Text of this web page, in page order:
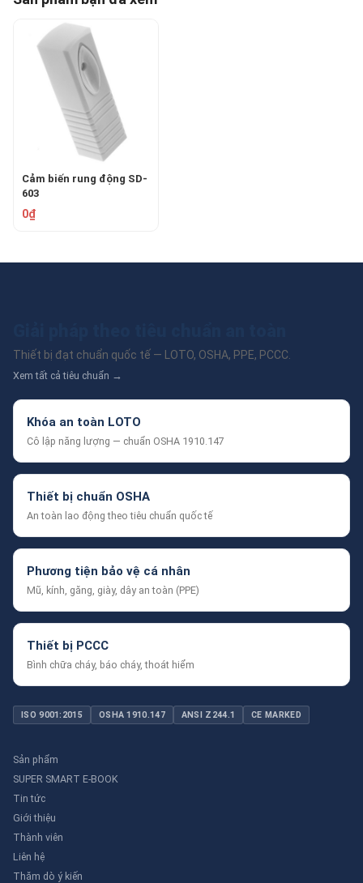
Cảm biến rung động SD-
603
0₫
Thiết bị đạt chuẩn quốc tế — LOTO, OSHA, PPE, PCCC.
Xem tất cả tiêu chuẩn →
Khóa an toàn LOTO
Cô lập năng lượng — chuẩn OSHA 1910.147
Thiết bị chuẩn OSHA
An toàn lao động theo tiêu chuẩn quốc tế
Phương tiện bảo vệ cá nhân
Mũ, kính, găng, giày, dây an toàn (PPE)
Thiết bị PCCC
Bình chữa cháy, báo cháy, thoát hiểm
ISO 9001:2015 OSHA 1910.147 ANSI Z244.1 CE MARKED
Sản phẩm
SUPER SMART E-BOOK
Tin tức
Giới thiệu
Thành viên
Liên hệ
Thăm dò ý kiến